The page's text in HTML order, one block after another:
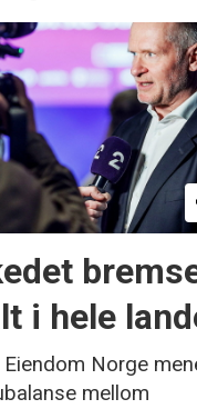
i hele
Eiendom Norge
mellom